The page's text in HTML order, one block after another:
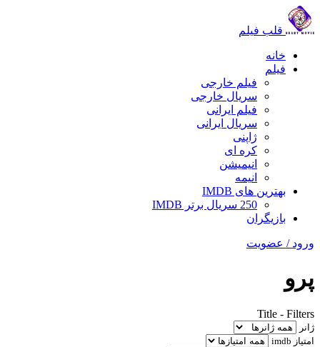
قلب فیلم
خانه
فیلم
فیلم خارجی
سریال خارجی
فیلم ایرانی
سریال ایرانی
ژاپنی
کره ای
انیمیشن
انیمه
بهترین های IMDB
250 سریال برتر IMDB
بازیگران
ورود / عضویت
پرو
Title - Filters
ژانر
امتیاز imdb